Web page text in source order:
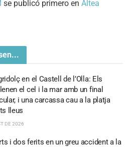
se publicó primero en Altea
en el Castell de l’Olla: Els
el cel i la mar amb un final
i una carcassa cau a la platja
lleus
DE 2026
i dos ferits en un greu accident a la